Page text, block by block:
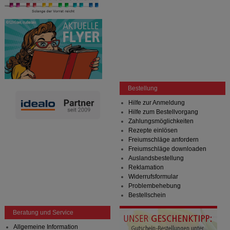
Bestellung
Hilfe zur Anmeldung
Hilfe zum Bestellvorgang
Zahlungsmöglichkeiten
Rezepte einlösen
Freiumschläge anfordern
Freiumschläge downloaden
Auslandsbestellung
Reklamation
Widerrufsformular
Problembehebung
Bestellschein
Beratung und Service
Allgemeine Information